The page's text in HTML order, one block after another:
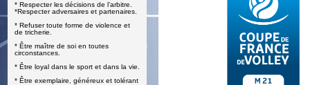
* Respecter les décisions de l’arbitre.
*Respecter adversaires et partenaires.
* Refuser toute forme de violence et
de tricherie.
* Être maître de soi en toutes
circonstances.
* Être loyal dans le sport et dans la vie.
* Être exemplaire, généreux et tolérant